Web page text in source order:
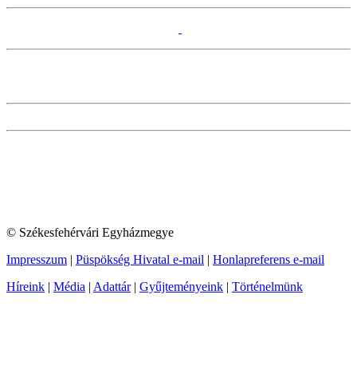
© Székesfehérvári Egyházmegye
Impresszum | Püspökség Hivatal e-mail | Honlapreferens e-mail
Híreink | Média | Adattár| Gyűjteményeink | Történelmünk